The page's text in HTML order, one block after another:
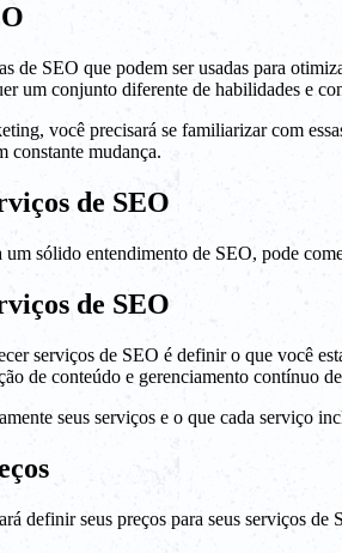
de SEO que podem ser usadas para
um conjunto diferente de habilidades e
você precisará se familiarizar com
constante mudança.
de SEO
sólido entendimento de SEO, pode
de SEO
serviços de SEO é definir o que você
de conteúdo e gerenciamento contínuo
seus serviços e o que cada serviço
definir seus preços para seus serviços